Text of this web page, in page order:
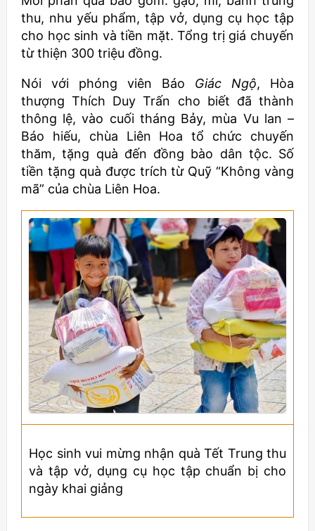
thu, nhu yếu phẩm, tập vở, dụng cụ học tập
cho học sinh và tiền mặt. Tổng trị giá chuyến
từ thiện 300 triệu đồng.
Nói với phóng viên Báo Giác Ngộ, Hòa
thượng Thích Duy Trấn cho biết đã thành
thông lệ, vào cuối tháng Bảy, mùa Vu lan –
Báo hiếu, chùa Liên Hoa tổ chức chuyến
thăm, tặng quà đến đồng bào dân tộc. Số
tiền tặng quà được trích từ Quỹ “Không vàng
mã” của chùa Liên Hoa.
Học sinh vui mừng nhận quà Tết Trung thu
và tập vở, dụng cụ học tập chuẩn bị cho
ngày khai giảng